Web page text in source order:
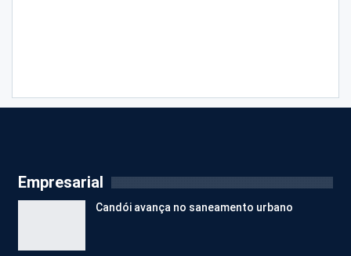
Empresarial
Candói avança no saneamento urbano